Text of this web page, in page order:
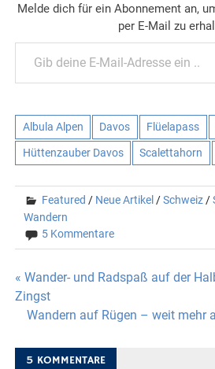
Melde dich für ein Abonnement an,
per E-Mail zu
Gib deine E-Mail-Adresse ein ...
Albula Alpen Davos Flüelapass
Hüttenzauber Davos Scalettahorn
Featured / Neue Artikel /Schweiz/
Wandern
5 Kommentare
Beitragsnavigation
« Wander- und Radspaß auf der
Zingst
Wandern auf Rügen – weit mehr
5 KOMMENTARE